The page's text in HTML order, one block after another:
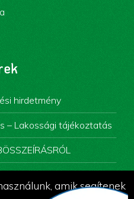
hirdetmény
– Lakossági tájékoztatás
amik segítenek